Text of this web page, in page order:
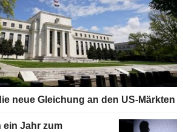
neue Gleichung an den US-Märkten
ein Jahr zum